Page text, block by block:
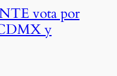
vota por
y